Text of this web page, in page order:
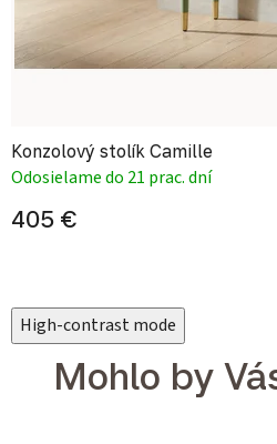
Konzolový stolík Camille
Odosielame do 21 prac. dní
405 €
High-contrast mode
Mohlo by